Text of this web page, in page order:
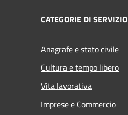
CATEGORIE DI SERVIZIO
Anagrafe e stato civile
Cultura e tempo libero
Vita lavorativa
Imprese e Commercio